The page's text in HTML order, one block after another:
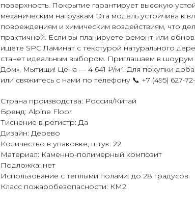
поверхность. Покрытие гарантирует высокую
механическим нагрузкам. Эта модель устойчива к
повреждениям и химическим воздействиям, что
практичной. Если вы планируете ремонт или
ищете SPC Ламинат с текстурой натурального
станет идеальным выбором. Приглашаем в
Дом», Мытищи! Цена — 4 641 ₽/м². Для покупки
или свяжитесь с нами по телефону 📞 +7 (495) 627-
Страна производства: Россия/Китай
Бренд: Alpine Floor
Тиснение в регистр: Да
Дизайн: Дерево
Количество в упаковке, штук: 22
Материал: Каменно-полимерный композит
Подложка: нет
Использование с теплыми полами: до 28 градусов
Класс пожаробезопасности: КМ2